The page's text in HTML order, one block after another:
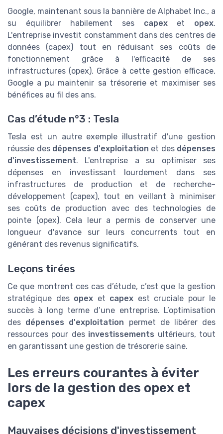
Google, maintenant sous la bannière de Alphabet Inc., a
su équilibrer habilement ses capexet opex.
L'entreprise investit constamment dans des centres de
données (capex) tout en réduisant ses coûts de
fonctionnement grâce à l'efficacité de ses
infrastructures (opex). Grâce à cette gestion efficace,
Google a pu maintenir sa trésorerie et maximiser ses
bénéfices au fil des ans.
Cas d’étude n°3 : Tesla
Tesla est un autre exemple illustratif d'une gestion
réussie des dépenses d'exploitation et des dépenses
d'investissement. L'entreprise a su optimiser ses
dépenses en investissant lourdement dans ses
infrastructures de production et de recherche-
développement (capex), tout en veillant à minimiser
ses coûts de production avec des technologies de
pointe (opex). Cela leur a permis de conserver une
longueur d'avance sur leurs concurrents tout en
générant des revenus significatifs.
Leçons tirées
Ce que montrent ces cas d’étude, c’est que la gestion
stratégique des opex et capex est cruciale pour le
succès à long terme d’une entreprise. L’optimisation
des dépenses d'exploitation permet de libérer des
ressources pour des investissements ultérieurs, tout
en garantissant une gestion de trésorerie saine.
Les erreurs courantes à éviter
lors de la gestion des opex et
capex
Mauvaises décisions d'investissement